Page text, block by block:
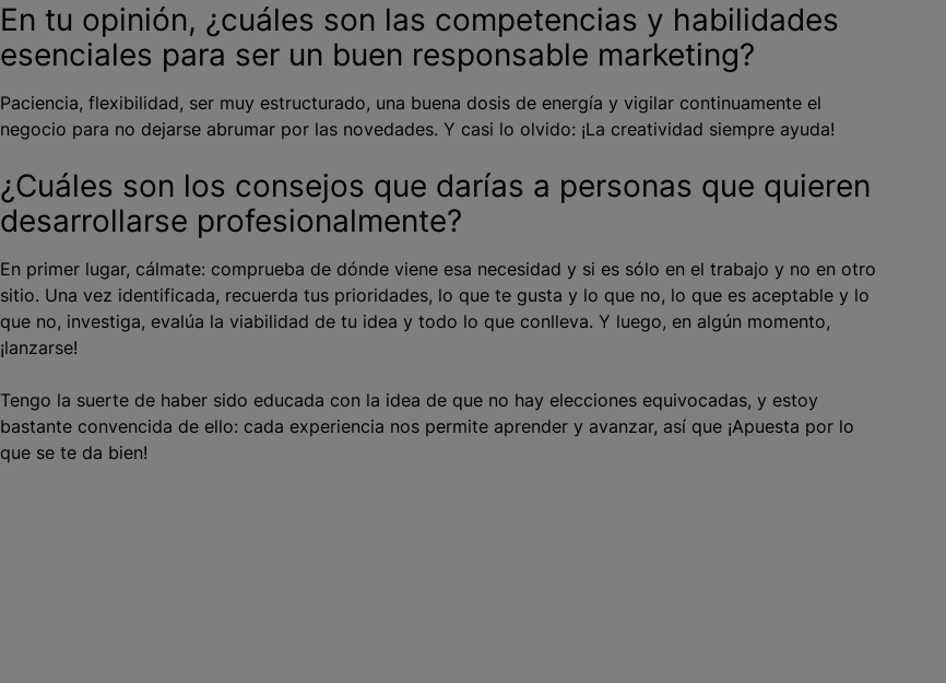
En tu opinión, ¿cuáles son las competencias y habilidades
esenciales para ser un buen responsable marketing?
Paciencia, flexibilidad, ser muy estructurado, una buena dosis de energía y vigilar continuamente el
negocio para no dejarse abrumar por las novedades. Y casi lo olvido: ¡La creatividad siempre ayuda!
¿Cuáles son los consejos que darías a personas que quieren
desarrollarse profesionalmente?
En primer lugar, cálmate: comprueba de dónde viene esa necesidad y si es sólo en el trabajo y no en otro
sitio. Una vez identificada, recuerda tus prioridades, lo que te gusta y lo que no, lo que es aceptable y lo
que no, investiga, evalúa la viabilidad de tu idea y todo lo que conlleva. Y luego, en algún momento,
¡lanzarse!
Tengo la suerte de haber sido educada con la idea de que no hay elecciones equivocadas, y estoy
bastante convencida de ello: cada experiencia nos permite aprender y avanzar, así que ¡Apuesta por lo
que se te da bien!